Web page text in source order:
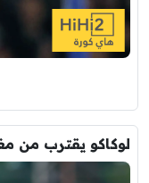
لوكاكو يقترب من